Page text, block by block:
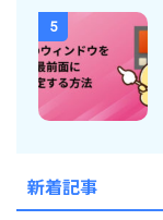
5
新着記事